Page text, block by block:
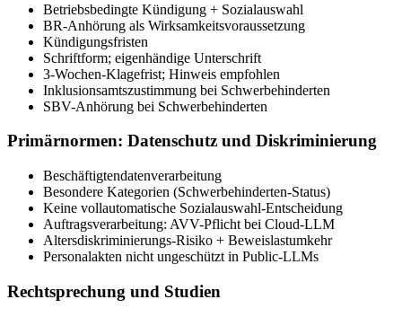
Betriebsbedingte Kündigung + Sozialauswahl
BR-Anhörung als Wirksamkeitsvoraussetzung
Kündigungsfristen
Schriftform; eigenhändige Unterschrift
3-Wochen-Klagefrist; Hinweis empfohlen
Inklusionsamtszustimmung bei Schwerbehinderten
SBV-Anhörung bei Schwerbehinderten
Primärnormen: Datenschutz und Diskriminierung
Beschäftigtendatenverarbeitung
Besondere Kategorien (Schwerbehinderten-Status)
Keine vollautomatische Sozialauswahl-Entscheidung
Auftragsverarbeitung: AVV-Pflicht bei Cloud-LLM
Altersdiskriminierungs-Risiko + Beweislastumkehr
Personalakten nicht ungeschützt in Public-LLMs
Rechtsprechung und Studien